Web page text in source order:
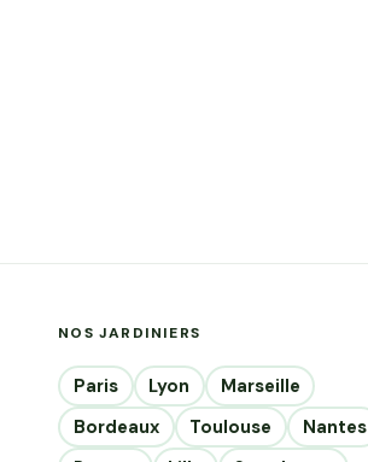
NOS JARDINIERS
Paris Lyon
Marseille
Bordeaux
Toulouse
Nantes